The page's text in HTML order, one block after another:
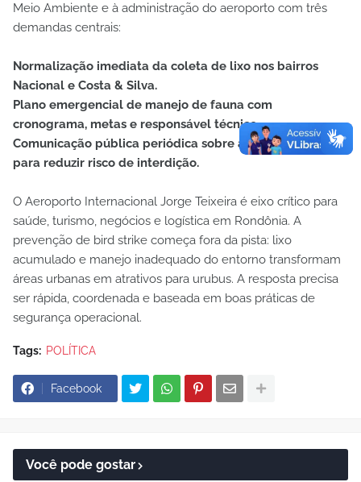
Meio Ambiente e à administração do aeroporto com três
demandas centrais:
Normalização imediata da coleta de lixo nos bairros
Nacional e Costa & Silva.
Plano emergencial de manejo de fauna com
cronograma, metas e responsável técnico.
Comunicação pública periódica sobre ações e resultados
para reduzir risco de interdição.
O Aeroporto Internacional Jorge Teixeira é eixo crítico para
saúde, turismo, negócios e logística em Rondônia. A
prevenção de bird strike começa fora da pista: lixo
acumulado e manejo inadequado do entorno transformam
áreas urbanas em atrativos para urubus. A resposta precisa
ser rápida, coordenada e baseada em boas práticas de
segurança operacional.
Tags: POLÍTICA
Facebook
Você pode gostar